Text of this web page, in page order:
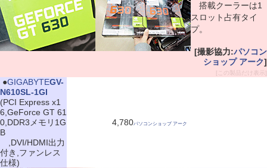
搭載クーラーは1
スロット占有タイ
プ。
[撮影協力:パソコン
ショップ アーク]
[この製品だけ表示]
●GIGABYTEGV-
N610SL-1GI
(PCI Express x1
6,GeForce GT 61
0,DDR3メモリ1G
B
,DVI/HDMI出力
付き,ファンレス
仕様)
4,780パソコンショップ アーク